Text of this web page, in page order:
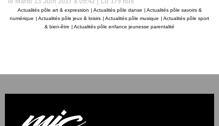
Actualités pôle art & expression Actualités pôle danse
Actualités pôle savoirs &
numérique
Actualités pôle jeux & loisirs Actualités pôle musique
Actualités pôle sport
& bien-être
Actualités pôle enfance jeunesse parentalité